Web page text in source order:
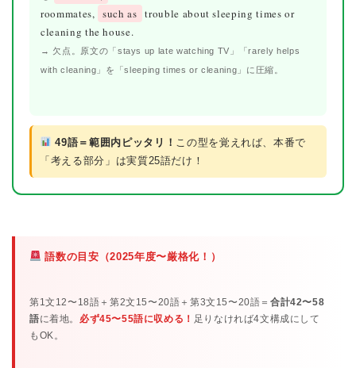
roommates, such as trouble about sleeping times or
cleaning the house.
→ 欠点。原文の「stays up late watching TV」「rarely helps
with cleaning」を「sleeping times or cleaning」に圧縮。
49語＝範囲内ピッタリ！ この型を覚えれば、本番で
「考える部分」は実質25語だけ！
語数の目安（2025年度〜厳格化！）
第1文12〜18語＋第2文15〜20語＋第3文15〜20語＝合計42〜58
語に着地。 必ず45〜55語に収める！ 足りなければ4文構成にして
もOK。